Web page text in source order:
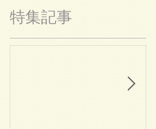
特集記事